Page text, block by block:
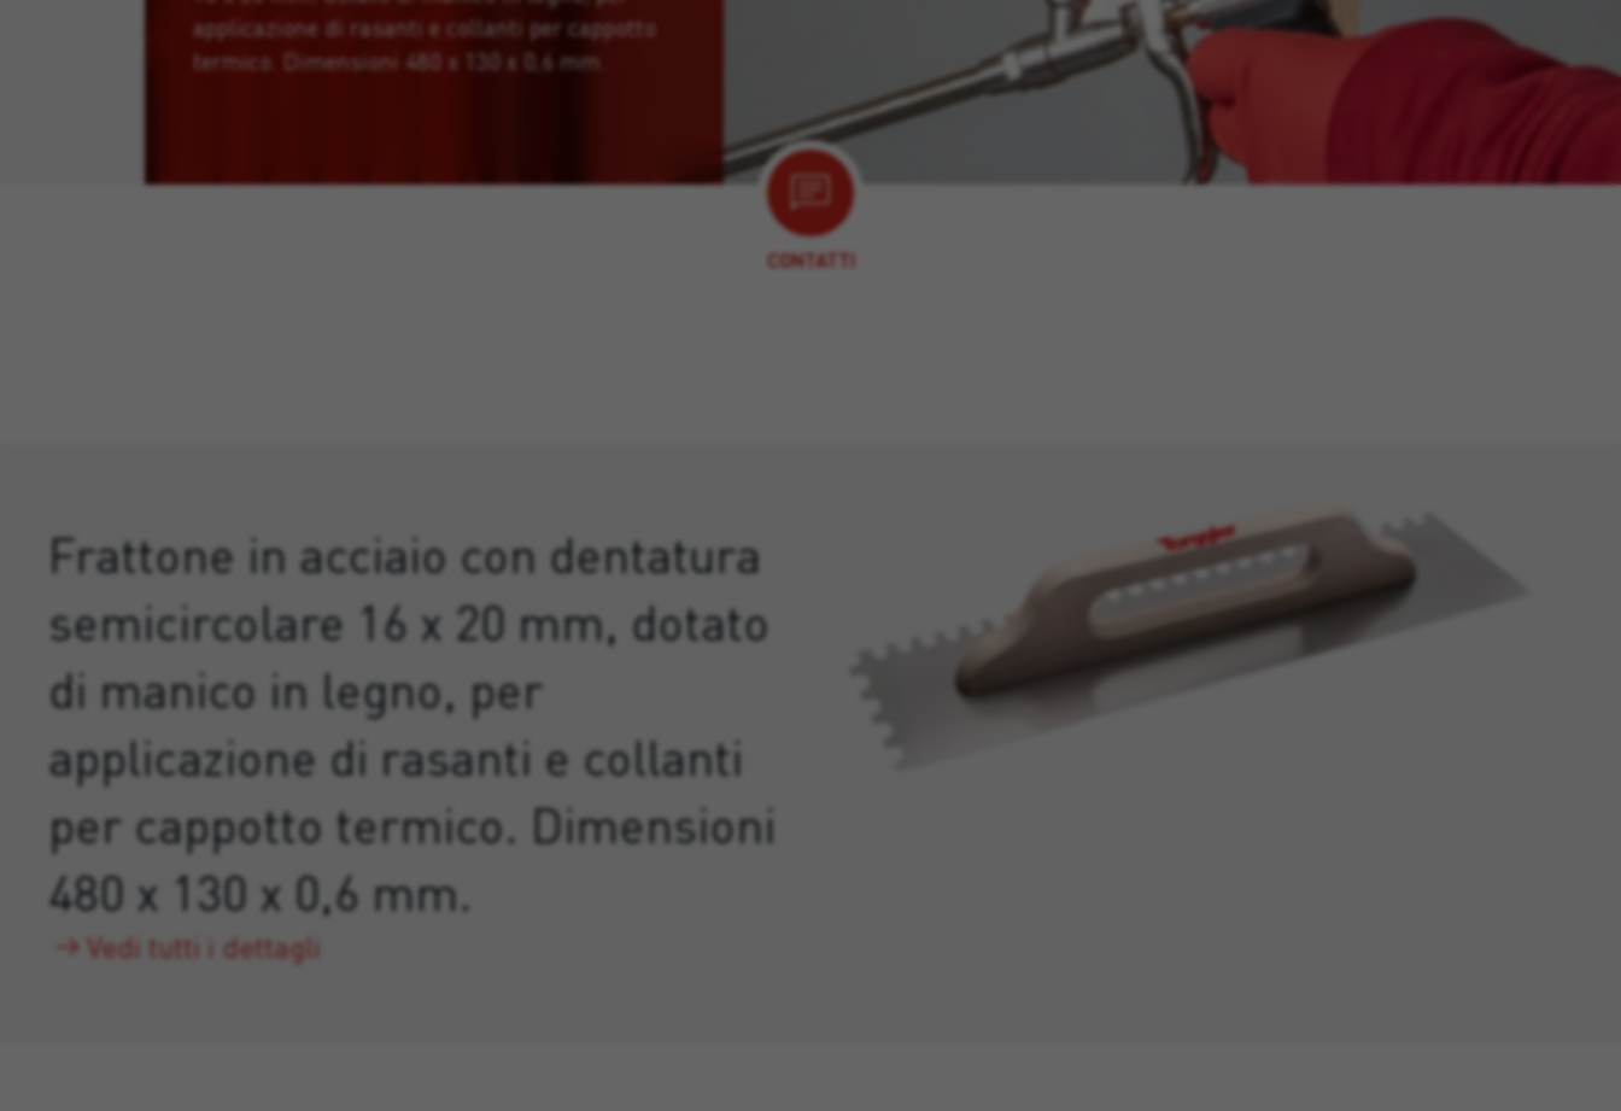
applicazione di rasanti e collanti per cappotto
termico. Dimensioni 480 x 130 x 0,6 mm.
CONTATTI
Frattone in acciaio con dentatura
semicircolare 16 x 20 mm, dotato
di manico in legno, per
applicazione di rasanti e collanti
per cappotto termico. Dimensioni
480 x 130 x 0,6 mm.
Vedi tutti i dettagli